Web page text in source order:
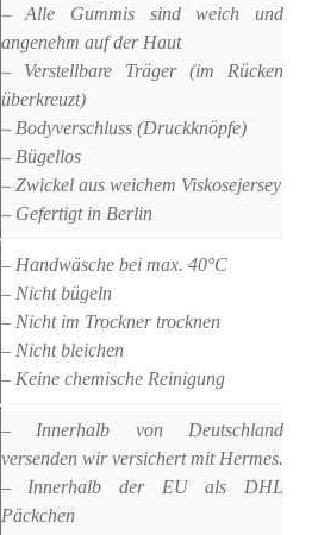
– Alle Gummis sind weich und
angenehm auf der Haut
– Verstellbare Träger (im Rücken
überkreuzt)
– Bodyverschluss (Druckknöpfe)
– Bügellos
– Zwickel aus weichem Viskosejersey
– Gefertigt in Berlin
– Handwäsche bei max. 40°C
– Nicht bügeln
– Nicht im Trockner trocknen
– Nicht bleichen
– Keine chemische Reinigung
– Innerhalb von Deutschland
versenden wir versichert mit Hermes.
– Innerhalb der EU als DHL
Päckchen